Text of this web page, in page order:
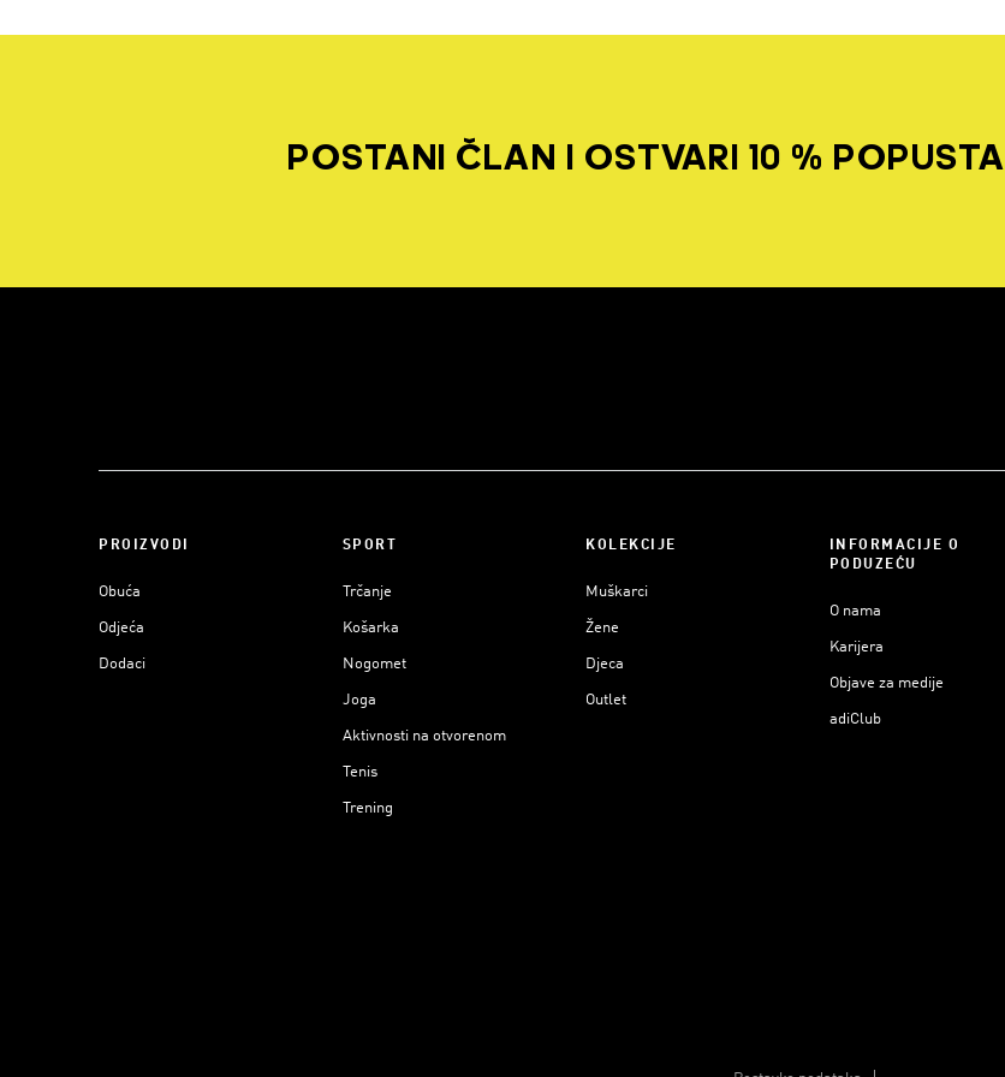
POSTANI ČLAN I OSTVARI 10 % POPUSTA
PROIZVODI
Obuća
Odjeća
Dodaci
SPORT
Trčanje
Košarka
Nogomet
Joga
Aktivnosti na otvorenom
Tenis
Trening
KOLEKCIJE
Muškarci
Žene
Djeca
Outlet
INFORMACIJE O
PODUZEĆU
O nama
Karijera
Objave za medije
adiClub